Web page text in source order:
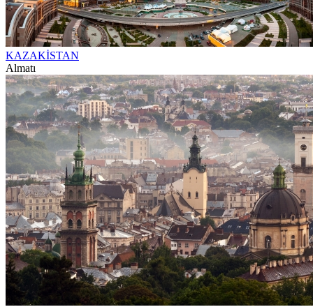
KAZAKİSTAN
Almatı